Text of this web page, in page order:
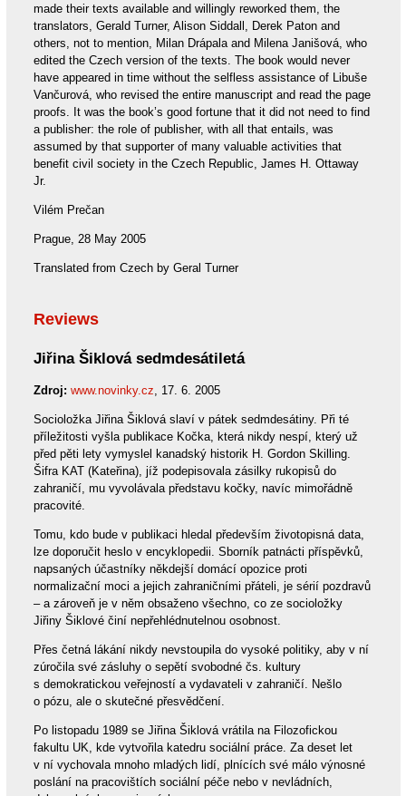
made their texts available and willingly reworked them, the
translators, Gerald Turner, Alison Siddall, Derek Paton and
others, not to mention, Milan Drápala and Milena Janišová, who
edited the Czech version of the texts. The book would never
have appeared in time without the selfless assistance of Libuše
Vančurová, who revised the entire manuscript and read the page
proofs. It was the book’s good fortune that it did not need to find
a publisher: the role of publisher, with all that entails, was
assumed by that supporter of many valuable activities that
benefit civil society in the Czech Republic, James H. Ottaway
Jr.
Vilém Prečan
Prague, 28 May 2005
Translated from Czech by Geral Turner
Reviews
Jiřina Šiklová sedmdesátiletá
Zdroj: www.novinky.cz, 17. 6. 2005
Socioložka Jiřina Šiklová slaví v pátek sedmdesátiny. Při té
příležitosti vyšla publikace Kočka, která nikdy nespí, který už
před pěti lety vymyslel kanadský historik H. Gordon Skilling.
Šifra KAT (Kateřina), jíž podepisovala zásilky rukopisů do
zahraničí, mu vyvolávala představu kočky, navíc mimořádně
pracovité.
Tomu, kdo bude v publikaci hledal především životopisná data,
lze doporučit heslo v encyklopedii. Sborník patnácti příspěvků,
napsaných účastníky někdejší domácí opozice proti
normalizační moci a jejich zahraničními přáteli, je sérií pozdravů
– a zároveň je v něm obsaženo všechno, co ze socioložky
Jiřiny Šiklové činí nepřehlédnutelnou osobnost.
Přes četná lákání nikdy nevstoupila do vysoké politiky, aby v ní
zúročila své zásluhy o sepětí svobodné čs. kultury
s demokratickou veřejností a vydavateli v zahraničí. Nešlo
o pózu, ale o skutečné přesvědčení.
Po listopadu 1989 se Jiřina Šiklová vrátila na Filozofickou
fakultu UK, kde vytvořila katedru sociální práce. Za deset let
v ní vychovala mnoho mladých lidí, plnících své málo výnosné
poslání na pracovištích sociální péče nebo v nevládních,